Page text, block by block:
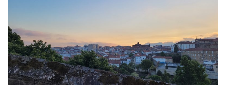
ENGLISH